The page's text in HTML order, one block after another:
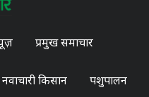
प्रमुख समाचार
नवाचारी किसान पशुपालन